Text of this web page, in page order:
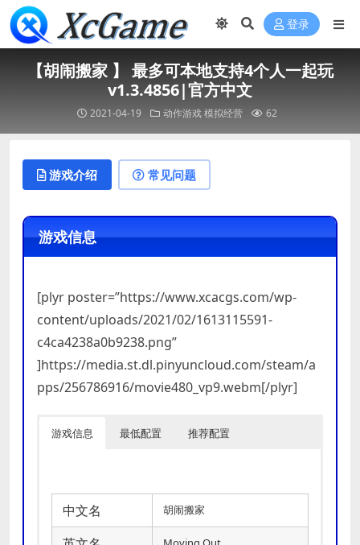
登录
【胡闹搬家 】 最多可本地支持4个人一起玩
v1.3.4856|官方中文
2021-04-19 动作游戏 模拟经营 62
游戏介绍 常见问题
游戏信息
[plyr poster=”https://www.xcacgs.com/wp-
content/uploads/2021/02/1613115591-
c4ca4238a0b9238.png”
]https://media.st.dl.pinyuncloud.com/steam/a
pps/256786916/movie480_vp9.webm[/plyr]
游戏信息 最低配置 推荐配置
中文名 胡闹搬家